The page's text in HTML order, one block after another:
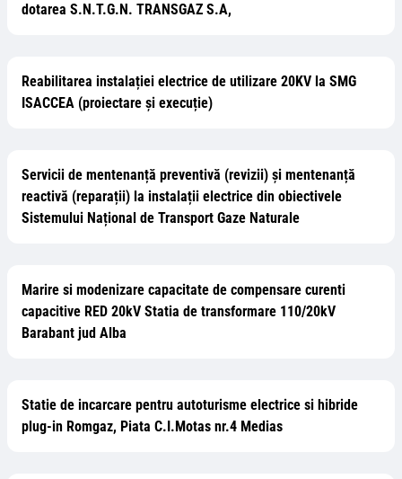
dotarea S.N.T.G.N. TRANSGAZ S.A,
Reabilitarea instalației electrice de utilizare 20KV la SMG
ISACCEA (proiectare și execuție)
Servicii de mentenanță preventivă (revizii) și mentenanță
reactivă (reparații) la instalații electrice din obiectivele
Sistemului Național de Transport Gaze Naturale
Marire si modenizare capacitate de compensare curenti
capacitive RED 20kV Statia de transformare 110/20kV
Barabant jud Alba
Statie de incarcare pentru autoturisme electrice si hibride
plug-in Romgaz, Piata C.I.Motas nr.4 Medias